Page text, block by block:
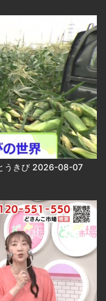
うきび 2026-08-07